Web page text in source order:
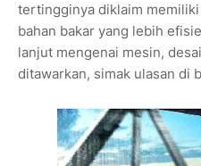
tertingginya diklaim
bahan bakar yang lebih
lanjut mengenai mesin,
ditawarkan, simak ulasan di